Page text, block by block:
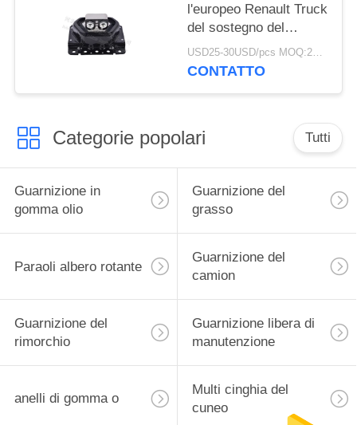
l'europeo Renault Truck
del sostegno del
supporto di motore di
no.
USD25-30USD/pcs MOQ:20pcs
CONTATTO
Categorie popolari Tutti
Guarnizione in
gomma olio
Guarnizione del
grasso
Paraoli albero rotante
Guarnizione del
camion
Guarnizione del
rimorchio
Guarnizione libera di
manutenzione
anelli di gomma o
Multi cinghia del
cuneo